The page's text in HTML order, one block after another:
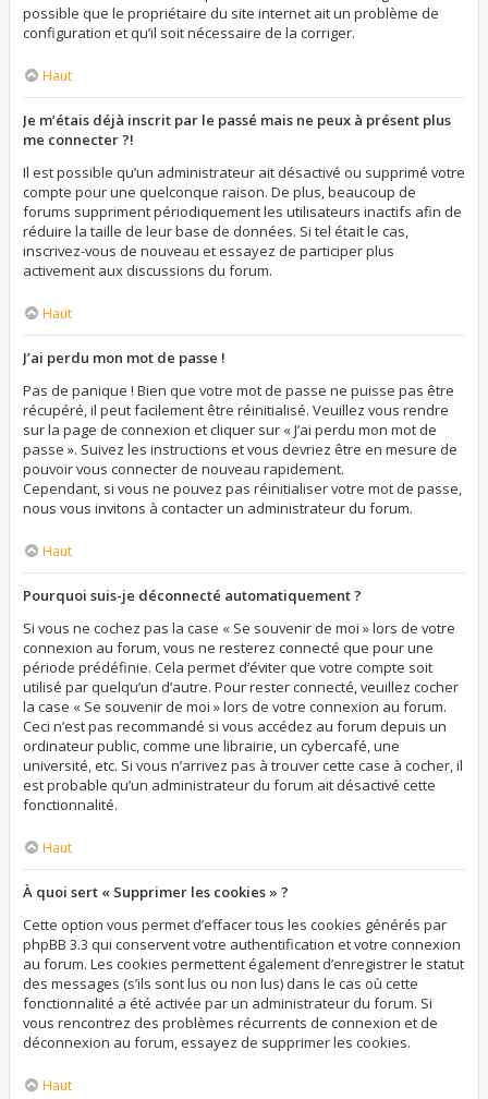
possible que le propriétaire du site internet ait un problème de
configuration et qu’il soit nécessaire de la corriger.
Haut
Je m’étais déjà inscrit par le passé mais ne peux à présent plus
me connecter ?!
Il est possible qu’un administrateur ait désactivé ou supprimé votre
compte pour une quelconque raison. De plus, beaucoup de
forums suppriment périodiquement les utilisateurs inactifs afin de
réduire la taille de leur base de données. Si tel était le cas,
inscrivez-vous de nouveau et essayez de participer plus
activement aux discussions du forum.
Haut
J’ai perdu mon mot de passe !
Pas de panique ! Bien que votre mot de passe ne puisse pas être
récupéré, il peut facilement être réinitialisé. Veuillez vous rendre
sur la page de connexion et cliquer sur « J’ai perdu mon mot de
passe ». Suivez les instructions et vous devriez être en mesure de
pouvoir vous connecter de nouveau rapidement.
Cependant, si vous ne pouvez pas réinitialiser votre mot de passe,
nous vous invitons à contacter un administrateur du forum.
Haut
Pourquoi suis-je déconnecté automatiquement ?
Si vous ne cochez pas la case « Se souvenir de moi » lors de votre
connexion au forum, vous ne resterez connecté que pour une
période prédéfinie. Cela permet d’éviter que votre compte soit
utilisé par quelqu’un d’autre. Pour rester connecté, veuillez cocher
la case « Se souvenir de moi » lors de votre connexion au forum.
Ceci n’est pas recommandé si vous accédez au forum depuis un
ordinateur public, comme une librairie, un cybercafé, une
université, etc. Si vous n’arrivez pas à trouver cette case à cocher, il
est probable qu’un administrateur du forum ait désactivé cette
fonctionnalité.
Haut
À quoi sert « Supprimer les cookies » ?
Cette option vous permet d’effacer tous les cookies générés par
phpBB 3.3 qui conservent votre authentification et votre connexion
au forum. Les cookies permettent également d’enregistrer le statut
des messages (s’ils sont lus ou non lus) dans le cas où cette
fonctionnalité a été activée par un administrateur du forum. Si
vous rencontrez des problèmes récurrents de connexion et de
déconnexion au forum, essayez de supprimer les cookies.
Haut